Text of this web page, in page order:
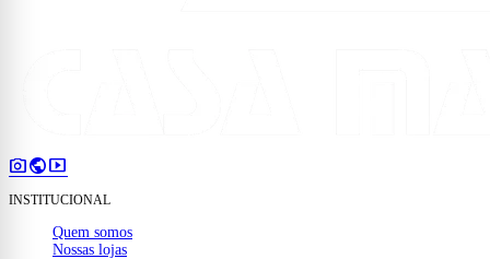
photo_camerapublicsmart_display
INSTITUCIONAL
Quem somos
Nossas lojas